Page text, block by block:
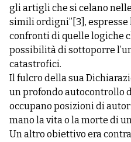
gli artigli che si celano
simili ordigni” [3] ,
confronti di quelle logiche
possibilità di sottoporre
catastrofici.
Il fulcro della sua
un profondo autocontrollo
occupano posizioni di
mano la vita o la morte di
Un altro obiettivo era